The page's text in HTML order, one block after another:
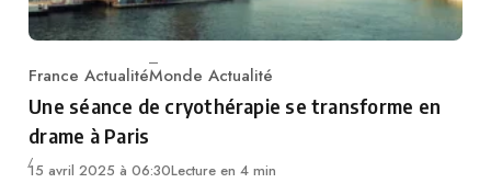
Category
France ActualitéMonde Actualité
Une séance de cryothérapie se transforme en
drame à Paris
15 avril 2025 à 06:30Lecture en 4 min